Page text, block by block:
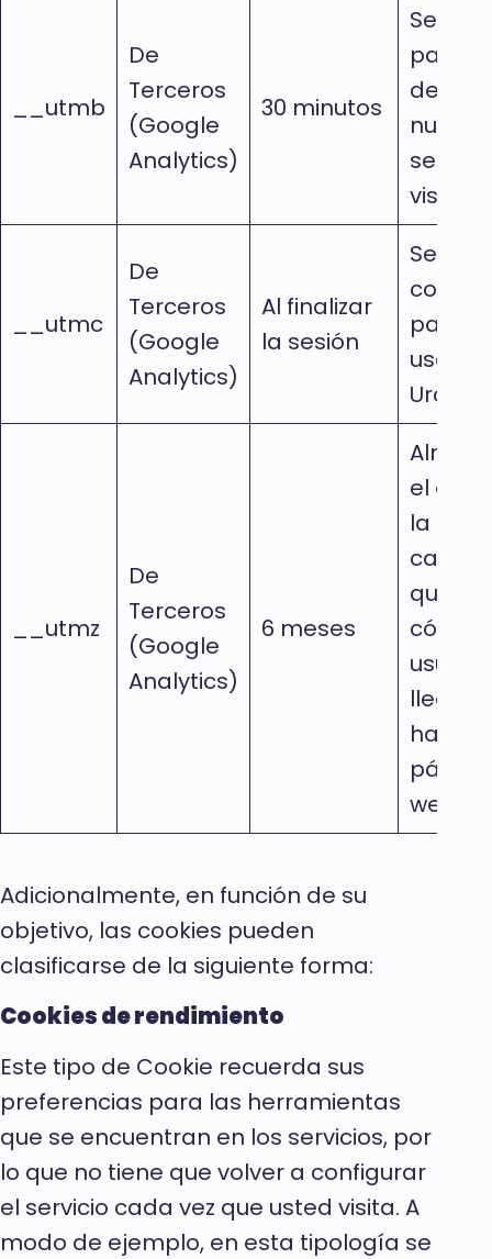
__utmb
De
Terceros
(Google
Analytics)
30 minutos
Se usa
para
nuevas
visitas
__utmc
De
Terceros
(Google
Analytics)
Al finalizar
la sesión
Se
para
uso
Urchin
__utmz
De
Terceros
(Google
Analytics)
6 meses
el
la
que
cómo
hasta
página
web
Adicionalmente, en función de su
objetivo, las cookies pueden
clasificarse de la siguiente forma:
Cookies de rendimiento
Este tipo de Cookie recuerda sus
preferencias para las herramientas
que se encuentran en los servicios, por
lo que no tiene que volver a configurar
el servicio cada vez que usted visita. A
modo de ejemplo, en esta tipología se